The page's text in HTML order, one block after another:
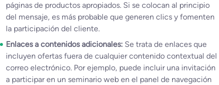
páginas de productos apropiados. Si se colocan al principio
del mensaje, es más probable que generen clics y fomenten
la participación del cliente.
Enlaces a contenidos adicionales: Se trata de enlaces que
incluyen ofertas fuera de cualquier contenido contextual del
correo electrónico. Por ejemplo, puede incluir una invitación
a participar en un seminario web en el panel de navegación